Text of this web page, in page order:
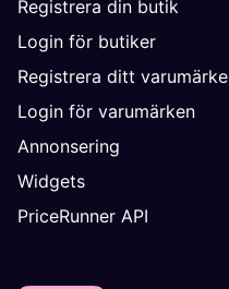
Registrera din butik
Login för butiker
Registrera ditt varumärke
Login för varumärken
Annonsering
Widgets
PriceRunner API